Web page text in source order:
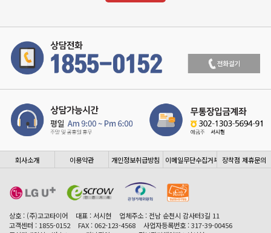
회사소개 이용약관 개인정보취급방침 이메일무단수집거부 장착점 제휴문의
상호 : (주)고고타이어 대표 : 서시현
업체주소 : 전남 순천시 감사터3길 11
고객센터 : 1855-0152
FAX : 062-123-4568
사업자등록번호 : 317-39-00456